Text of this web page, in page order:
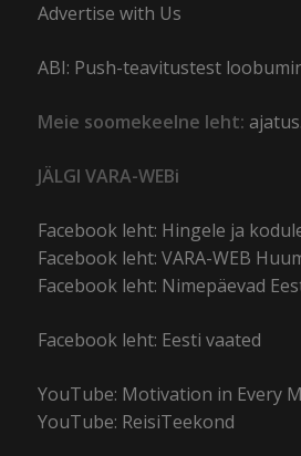
Advertise with Us
ABI: Push-teavitustest
Meie soomekeelne leht:
JÄLGI VARA-WEBi
Facebook leht: Hingele ja
Facebook leht: VARA-WEB
Facebook leht: Nimepäevad
Facebook leht: Eesti vaated
YouTube: Motivation in Every
YouTube: ReisiTeekond